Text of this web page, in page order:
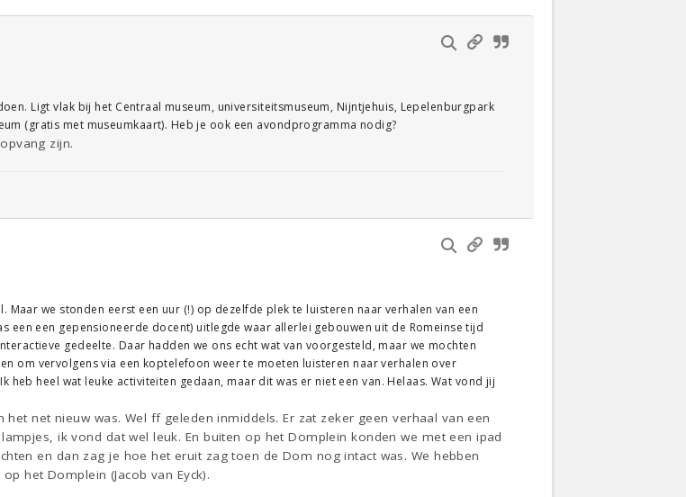
Ligt vlak bij het Centraal museum, universiteitsmuseum, Nijntjehuis, Lepelenburgpark
(gratis met museumkaart). Heb je ook een avondprogramma nodig?
zijn.
Maar we stonden eerst een uur (!) op dezelfde plek te luisteren naar verhalen van een
een een gepensioneerde docent) uitlegde waar allerlei gebouwen uit de Romeinse tijd
gedeelte. Daar hadden we ons echt wat van voorgesteld, maar we mochten
om vervolgens via een koptelefoon weer te moeten luisteren naar verhalen over
heb heel wat leuke activiteiten gedaan, maar dit was er niet een van. Helaas. Wat vond jij
net nieuw was. Wel ff geleden inmiddels. Er zat zeker geen verhaal van een
ik vond dat wel leuk. En buiten op het Domplein konden we met een ipad
en dan zag je hoe het eruit zag toen de Dom nog intact was. We hebben
het Domplein (Jacob van Eyck).